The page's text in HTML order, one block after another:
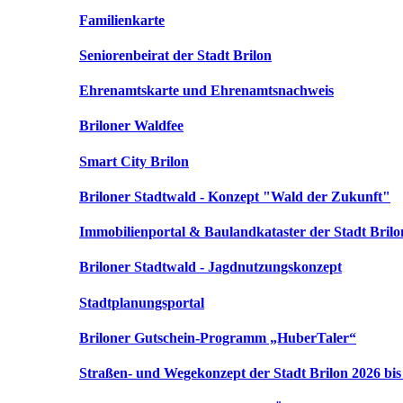
Familienkarte
Seniorenbeirat der Stadt Brilon
Ehrenamtskarte und Ehrenamtsnachweis
Briloner Waldfee
Smart City Brilon
Briloner Stadtwald - Konzept "Wald der Zukunft"
Immobilienportal & Baulandkataster der Stadt
Briloner Stadtwald - Jagdnutzungskonzept
Stadtplanungsportal
Briloner Gutschein-Programm „HuberTaler“
Straßen- und Wegekonzept der Stadt Brilon 2026 bis